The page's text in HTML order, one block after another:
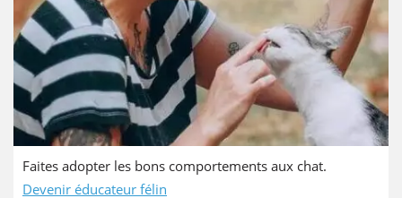
Faites adopter les bons comportements aux chat.
Devenir éducateur félin